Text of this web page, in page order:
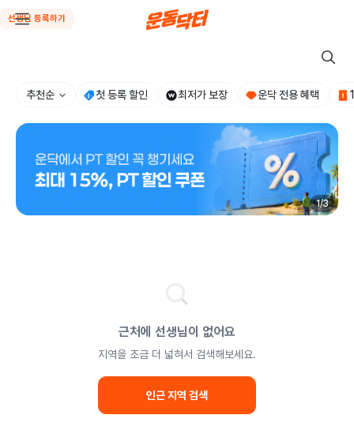
선생님 등록하기
추천순 첫 등록 할인 최저가 보장 운닥 전용 혜택
1/3
근처에 선생님이 없어요
지역을 조금 더 넓혀서 검색해보세요.
인근 지역 검색